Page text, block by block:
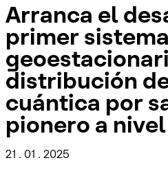
Arranca el
primer sistema
distribución
cuántica por
pionero a
21 . 01 . 2025